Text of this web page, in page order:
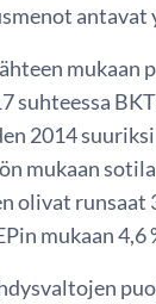
antavat
mukaan
suhteessa
2014
mukaan
olivat runsaat
mukaan 4,6